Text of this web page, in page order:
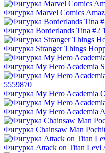
Фигурка Marvel Comics
Фигурка Borderlands Tina #2
Фигурка Stranger Things
Фигурка My Hero Academia
Фигурка My Hero Academia
Фигурка My Hero Academia
Фигурка Chainsaw Man
Фигурка Attack on Titan Levi